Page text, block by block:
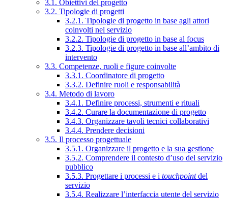
3.1. Obiettivi del progetto
3.2. Tipologie di progetti
3.2.1. Tipologie di progetto in base agli attori
coinvolti nel servizio
3.2.2. Tipologie di progetto in base al focus
3.2.3. Tipologie di progetto in base all’ambito di
intervento
3.3. Competenze, ruoli e figure coinvolte
3.3.1. Coordinatore di progetto
3.3.2. Definire ruoli e responsabilità
3.4. Metodo di lavoro
3.4.1. Definire processi, strumenti e rituali
3.4.2. Curare la documentazione di progetto
3.4.3. Organizzare tavoli tecnici collaborativi
3.4.4. Prendere decisioni
3.5. Il processo progettuale
3.5.1. Organizzare il progetto e la sua gestione
3.5.2. Comprendere il contesto d’uso del servizio
pubblico
3.5.3. Progettare i processi e i touchpointdel
servizio
3.5.4. Realizzare l’interfaccia utente del servizio